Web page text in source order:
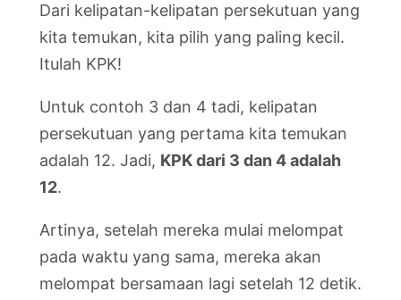
Dari kelipatan-kelipatan persekutuan yang
kita temukan, kita pilih yang paling kecil.
Itulah KPK!
Untuk contoh 3 dan 4 tadi, kelipatan
persekutuan yang pertama kita temukan
adalah 12. Jadi, KPK dari 3 dan 4 adalah
12.
Artinya, setelah mereka mulai melompat
pada waktu yang sama, mereka akan
melompat bersamaan lagi setelah 12 detik.